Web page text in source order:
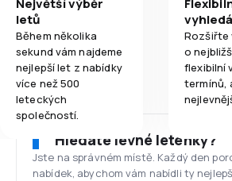
Největší výběr
letů
Během několika
sekund vám najdeme
nejlepší let z nabídky
více než 500
leteckých
společností.
Rozšiřte
o
flexibilní
termínů,
Hledáte levné letenky?
Jste na správném místě. Každý den
nabídek, abychom vám nabídli ty